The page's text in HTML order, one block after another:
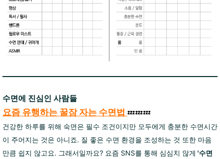
수면에 진심인 사람들
요즘 유행하는 꿀잠 자는 수면법 💤💤💤
건강한 하루를 위해 숙면은 필수 조건이지만 모두에게 충분한 수면시간
이 주어지는 것은 아니죠. 질 좋은 수면 환경을 조성하는 것 또한 마음
만큼 쉽지 않고요. 그래서일까요? 요즘 SNS를 통해 심심치 않게 '수면